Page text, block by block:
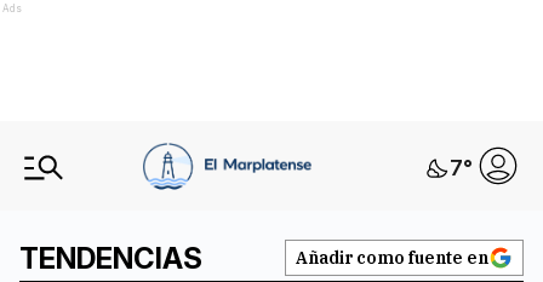
Ads
7°
TENDENCIAS Añadir como fuente en